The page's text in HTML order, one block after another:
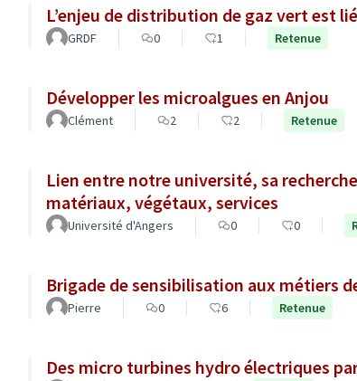
L’enjeu de distribution de gaz vert est
GRDF 0 1 Retenue
Développer les microalgues en Anjou
Clément 2 2 Retenue
Lien entre notre université, sa
matériaux, végétaux, services
Université d'Angers 0 0
Brigade de sensibilisation aux métiers
Pierre 0 6 Retenue
Des micro turbines hydro électriques